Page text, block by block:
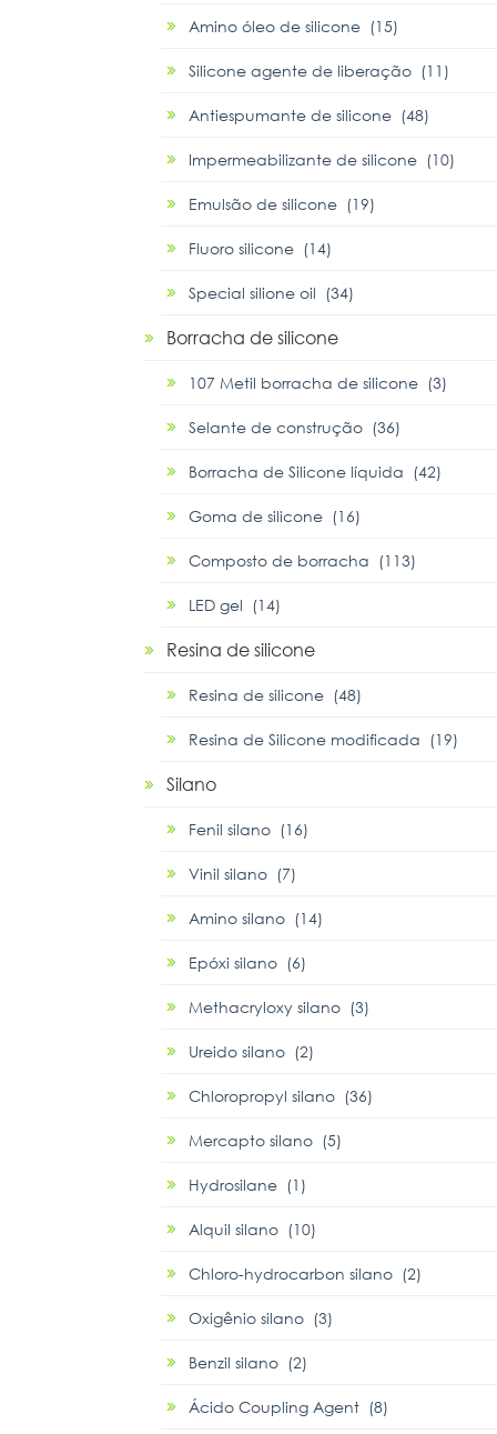
Amino óleo de silicone (15)
Silicone agente de liberação (11)
Antiespumante de silicone (48)
Impermeabilizante de silicone (10)
Emulsão de silicone (19)
Fluoro silicone (14)
Special silione oil (34)
Borracha de silicone
107 Metil borracha de silicone (3)
Selante de construção (36)
Borracha de Silicone líquida (42)
Goma de silicone (16)
Composto de borracha (113)
LED gel (14)
Resina de silicone
Resina de silicone (48)
Resina de Silicone modificada (19)
Silano
Fenil silano (16)
Vinil silano (7)
Amino silano (14)
Epóxi silano (6)
Methacryloxy silano (3)
Ureido silano (2)
Chloropropyl silano (36)
Mercapto silano (5)
Hydrosilane (1)
Alquil silano (10)
Chloro-hydrocarbon silano (2)
Oxigênio silano (3)
Benzil silano (2)
Ácido Coupling Agent (8)